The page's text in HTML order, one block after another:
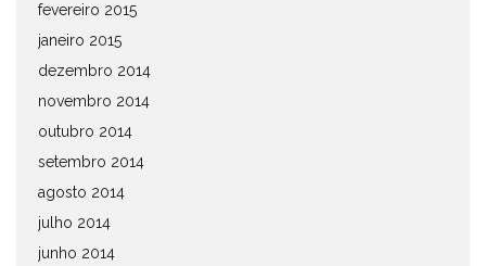
fevereiro 2015
janeiro 2015
dezembro 2014
novembro 2014
outubro 2014
setembro 2014
agosto 2014
julho 2014
junho 2014